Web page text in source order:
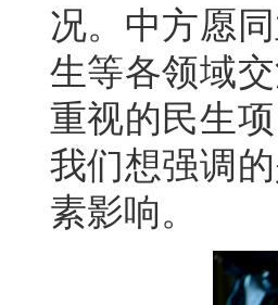
况。中方愿
生等各领域
重视的民生
我们想强调
素影响。